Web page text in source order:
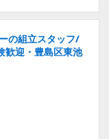
の組立スタッフ/
歓迎・豊島区東池